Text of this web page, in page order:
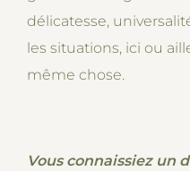
délicatesse,
les situations, ici ou
même chose.
Vous connaissiez un